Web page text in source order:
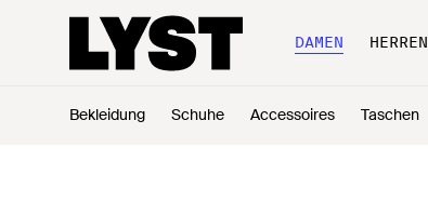
DAMEN HERREN
Bekleidung Schuhe Accessoires Taschen